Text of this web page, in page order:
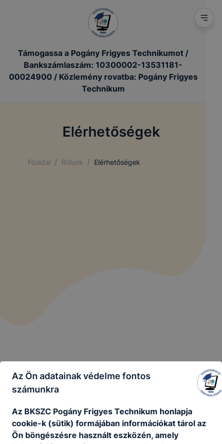
Támogassa a Pogány Frigyes Technikumot /
Bankszámlaszám: 10300002-13531181-
00024900 / Közlemény rovatba: Pogány Frigyes
Technikum
Elérhetőségek
Főoldal / Rólunk / Elérhetőségek
Támogassa a Pogány Frigyes
Technikumot / Bankszámlaszám:
Az Ön adatainak védelme fontos
számunkra
Az BKSZC Pogány Frigyes Technikum honlapja
cookie-k (sütik) formájában információkat tárol az
Ön böngészésre használt eszközén, amely